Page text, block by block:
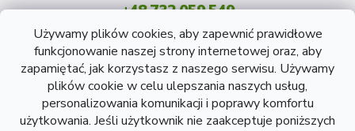
Używamy plików cookies, aby zapewnić prawidłowe
funkcjonowanie naszej strony internetowej oraz, aby
zapamiętać, jak korzystasz z naszego serwisu. Używamy
plików cookie w celu ulepszania naszych usług,
personalizowania komunikacji i poprawy komfortu
użytkowania. Jeśli użytkownik nie zaakceptuje poniższych
+48 732 059 549
Pon - Pt: 8 - 15 godź.
info@atreon.pl